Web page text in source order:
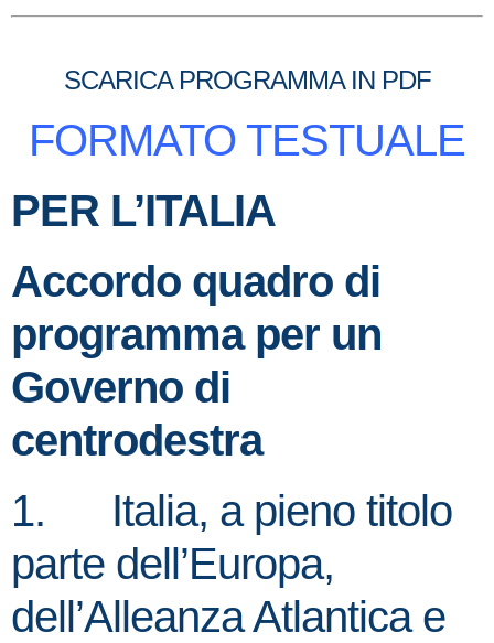
SCARICA PROGRAMMA IN PDF
FORMATO TESTUALE
PER L’ITALIA
Accordo quadro di
programma per un
Governo di
centrodestra
1. Italia, a pieno titolo
parte dell’Europa,
dell’Alleanza Atlantica e